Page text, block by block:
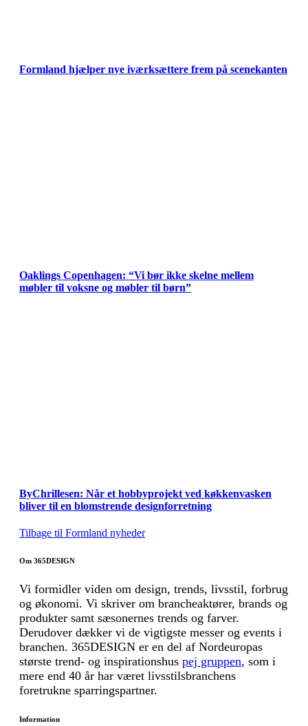
Formland hjælper nye iværksættere frem på scenekanten
Oaklings Copenhagen: “Vi bør ikke skelne mellem
møbler til voksne og møbler til børn”
ByChrillesen: Når et hobbyprojekt ved køkkenvasken
bliver til en blomstrende designforretning
Tilbage til Formland nyheder
Om 365DESIGN
Vi formidler viden om design, trends, livsstil, forbrug
og økonomi. Vi skriver om brancheaktører, brands og
produkter samt sæsonernes trends og farver.
Derudover dækker vi de vigtigste messer og events i
branchen. 365DESIGN er en del af Nordeuropas
største trend- og inspirationshus pej gruppen, som i
mere end 40 år har været livsstilsbranchens
foretrukne sparringspartner.
Information